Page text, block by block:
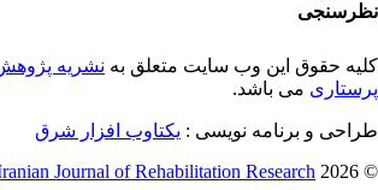
حقوق این وب سایت متعلق بهنشریه پژوهش
می باشد.
و برنامه نویسی : یکتاوب افزار شرق
©
Iranian Journal of Rehabilitation Research